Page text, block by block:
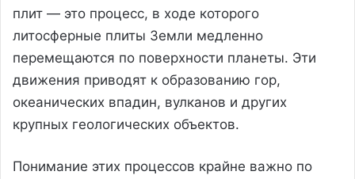
плит — это процесс, в ходе которого
литосферные плиты Земли медленно
перемещаются по поверхности планеты. Эти
движения приводят к образованию гор,
океанических впадин, вулканов и других
крупных геологических объектов.
Понимание этих процессов крайне важно по